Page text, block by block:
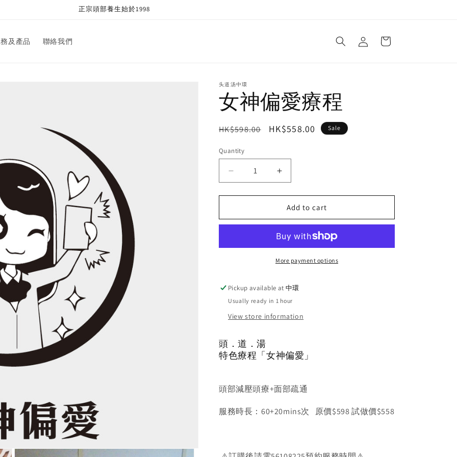
正宗頭部養生始於1998
及產品 聯絡我們
in
Cart
头道汤中環
女神偏愛療程
Regular
HK$598.00
Sale
HK$558.00 Sale
Quantity
Decrease
quantity
for
神
Increase
quantity
for
女
神
偏
療
Add to cart
More payment options
Pickup available at中環
Usually ready in 1 hour
View store information
頭．道．湯
特色療程「女神偏愛」
頭部減壓頭療+面部疏通
服務時長： 60+20mins次 原價$598 試做價$558